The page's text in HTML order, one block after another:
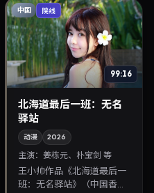
中国 院线
99:16
北海道最后一班：无名
驿站
动漫 2026
主演：姜栋元、朴宝剑 等
王小帅作品《北海道最后一
班：无名驿站》（中国香港·